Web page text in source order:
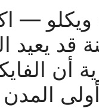
ويكلو —
قد يعيد
أن
المدن